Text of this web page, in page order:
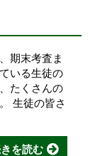
期末考査ま
いる生徒の
たくさんの
生徒の皆さ
を読む